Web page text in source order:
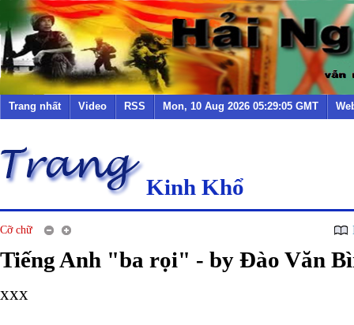
Trang nhất Video RSS Mon, 10 Aug 2026 05:29:05 GMT
Kinh Khổ
Cỡ chữ
Tiếng Anh "ba rọi" - by Đào Văn
xxx